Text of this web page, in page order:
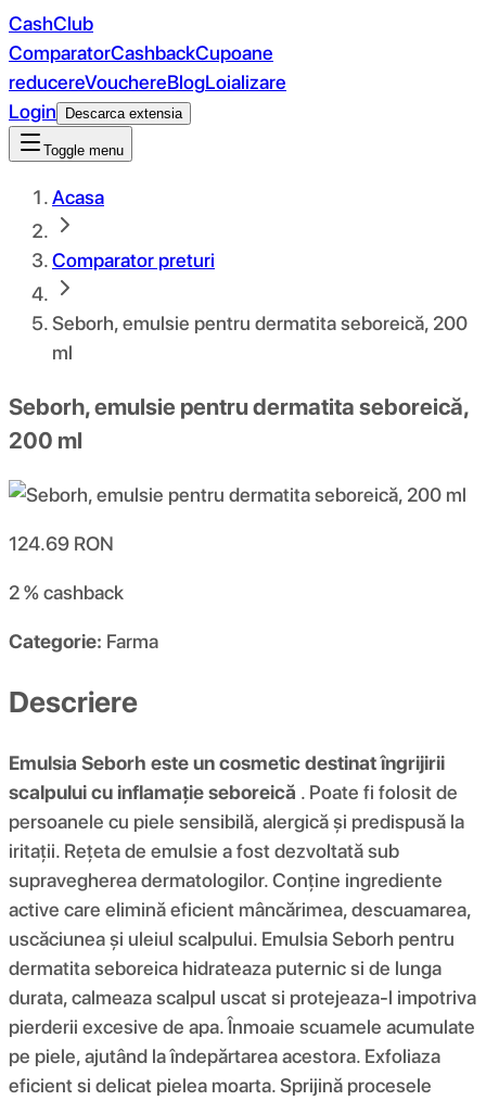
CashClub
ComparatorCashbackCupoane
reducereVouchereBlogLoializare
Login
Descarca extensia
Toggle menu
Acasa
Comparator preturi
Seborh, emulsie pentru dermatita seboreică, 200
ml
Seborh, emulsie pentru dermatita seboreică,
200 ml
124.69 RON
2 %cashback
Categorie: Farma
Descriere
Emulsia Seborh este un cosmetic destinat îngrijirii
scalpului cu inflamație seboreică . Poate fi folosit de
persoanele cu piele sensibilă, alergică și predispusă la
iritații. Rețeta de emulsie a fost dezvoltată sub
supravegherea dermatologilor. Conține ingrediente
active care elimină eficient mâncărimea, descuamarea,
uscăciunea și uleiul scalpului. Emulsia Seborh pentru
dermatita seboreica hidrateaza puternic si de lunga
durata, calmeaza scalpul uscat si protejeaza-l impotriva
pierderii excesive de apa. Înmoaie scuamele acumulate
pe piele, ajutând la îndepărtarea acestora. Exfoliaza
eficient si delicat pielea moarta. Sprijină procesele